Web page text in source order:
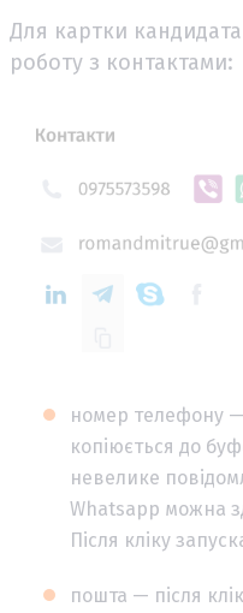
Для картки
роботу з контактами:
номер телефону —
копіюється до
невелике
Whatsapp можна
Після кліку
пошта — після